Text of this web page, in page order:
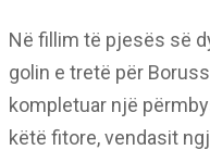
Në fillim të pjesës së
golin e tretë për
kompletuar një
këtë fitore, vendasit